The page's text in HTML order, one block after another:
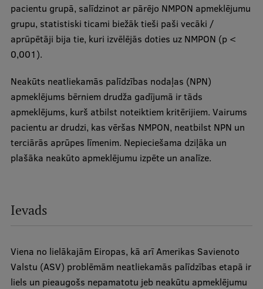
Projekti
Reitingi
Ilgtspējīga attīstība
Studiju un vides pieejamība
Dati par 2025. gadu
Suvenīri un grāmatas
Mūžizglītība
Ētikas un līdztiesības mācības
Atvērtā universitāte
pacientu grupā, salīdzinot ar pārējo NMPON apmeklējumu
grupu, statistiski ticami biežāk tieši paši vecāki /
aprūpētāji bija tie, kuri izvēlējās doties uz NMPON (p <
0,001).
Neakūts neatliekamās palīdzības nodaļas (NPN)
apmeklējums bērniem drudža gadījumā ir tāds
apmeklējums, kurš atbilst noteiktiem kritērijiem. Vairums
pacientu ar drudzi, kas vēršas NMPON, neatbilst NPN un
terciārās aprūpes līmenim. Nepieciešama dziļāka un
plašāka neakūto apmeklējumu izpēte un analīze.
Ievads
Viena no lielākajām Eiropas, kā arī Amerikas Savienoto
Valstu (ASV) problēmām neatliekamās palīdzības etapā ir
liels un pieaugošs nepamatotu jeb neakūtu apmeklējumu